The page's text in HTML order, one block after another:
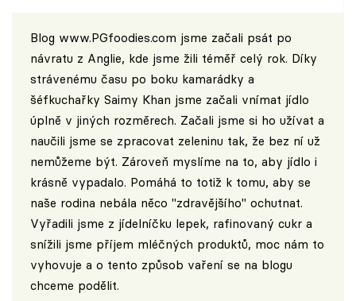
Blog www.PGfoodies.com jsme začali psát po
návratu z Anglie, kde jsme žili téměř celý rok. Díky
strávenému času po boku kamarádky a
šéfkuchařky Saimy Khan jsme začali vnímat jídlo
úplně v jiných rozměrech. Začali jsme si ho užívat a
naučili jsme se zpracovat zeleninu tak, že bez ní už
nemůžeme být. Zároveň myslíme na to, aby jídlo i
krásně vypadalo. Pomáhá to totiž k tomu, aby se
naše rodina nebála něco "zdravějšího" ochutnat.
Vyřadili jsme z jídelníčku lepek, rafinovaný cukr a
snížili jsme příjem mléčných produktů, moc nám to
vyhovuje a o tento způsob vaření se na blogu
chceme podělit.